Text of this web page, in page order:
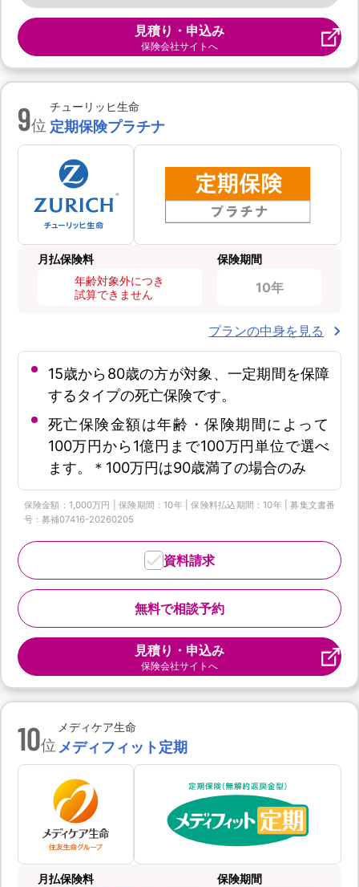
見積り・申込み
保険会社サイトへ
9位
チューリッヒ生命
定期保険プラチナ
月払保険料
年齢対象外につき
試算できません
保険期間
10年
プランの中身を見る
15歳から80歳の方が対象、一定期間を保障
するタイプの死亡保険です。
死亡保険金額は年齢・保険期間によって
100万円から1億円まで100万円単位で選べ
ます。＊100万円は90歳満了の場合のみ
保険金額：1,000万円 | 保険期間：10年 | 保険料払込期間：10年 | 募集文書番
号：募補07416-20260205
無料で相談予約
資料請求
見積り・申込み
保険会社サイトへ
10位
メディケア生命
メディフィット定期
月払保険料
保険期間